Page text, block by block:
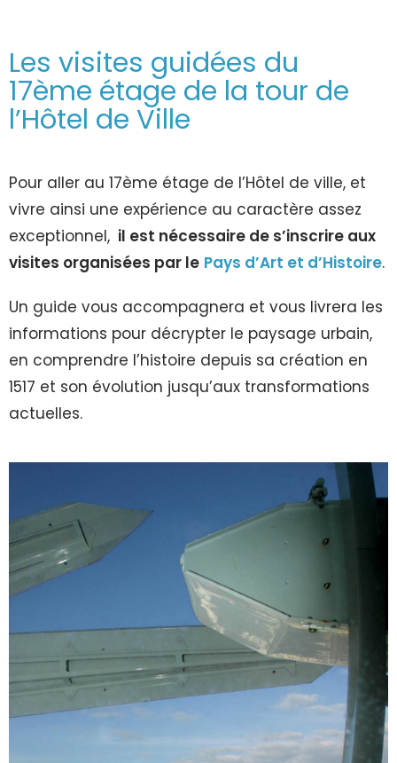
Les visites guidées du
17ème étage de la tour de
l’Hôtel de Ville
Pour aller au 17ème étage de l’Hôtel de ville, et
vivre ainsi une expérience au caractère assez
exceptionnel, il est nécessaire de s’inscrire aux
visites organisées par le Pays d’Art et d’Histoire.
Un guide vous accompagnera et vous livrera les
informations pour décrypter le paysage urbain,
en comprendre l’histoire depuis sa création en
1517 et son évolution jusqu’aux transformations
actuelles.